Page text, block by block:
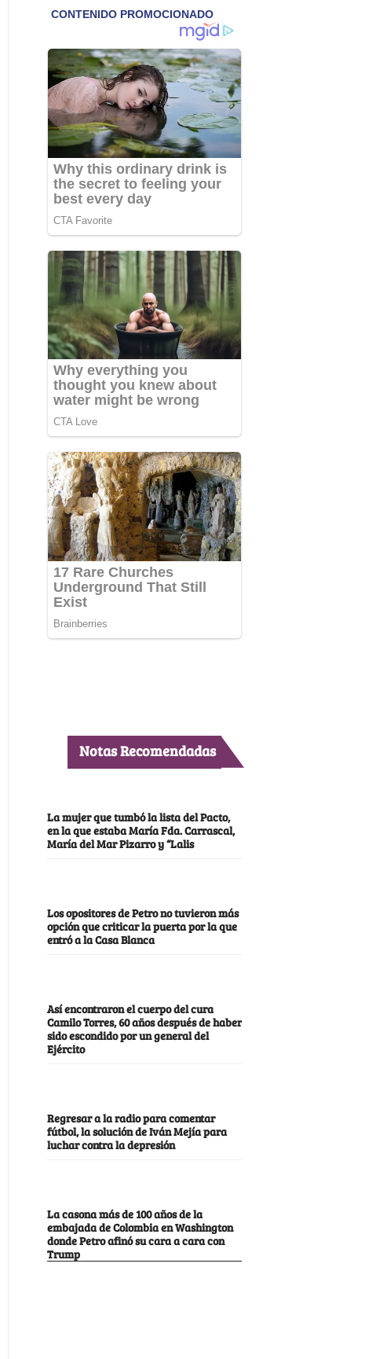
Notas Recomendadas
La mujer que tumbó la lista del Pacto,
en la que estaba María Fda. Carrascal,
María del Mar Pizarro y “Lalis
Los opositores de Petro no tuvieron más
opción que criticar la puerta por la que
entró a la Casa Blanca
Así encontraron el cuerpo del cura
Camilo Torres, 60 años después de haber
sido escondido por un general del
Ejército
Regresar a la radio para comentar
fútbol, la solución de Iván Mejía para
luchar contra la depresión
La casona más de 100 años de la
embajada de Colombia en Washington
donde Petro afinó su cara a cara con
Trump